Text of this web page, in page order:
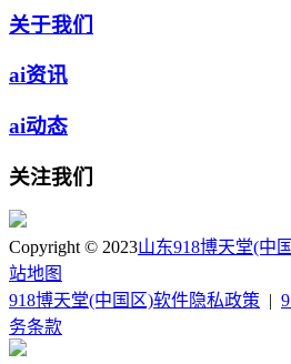
关于我们
ai资讯
ai动态
关注我们
Copyright © 2023山东918博天堂(中
站地图
918博天堂(中国区)软件隐私政策
务条款